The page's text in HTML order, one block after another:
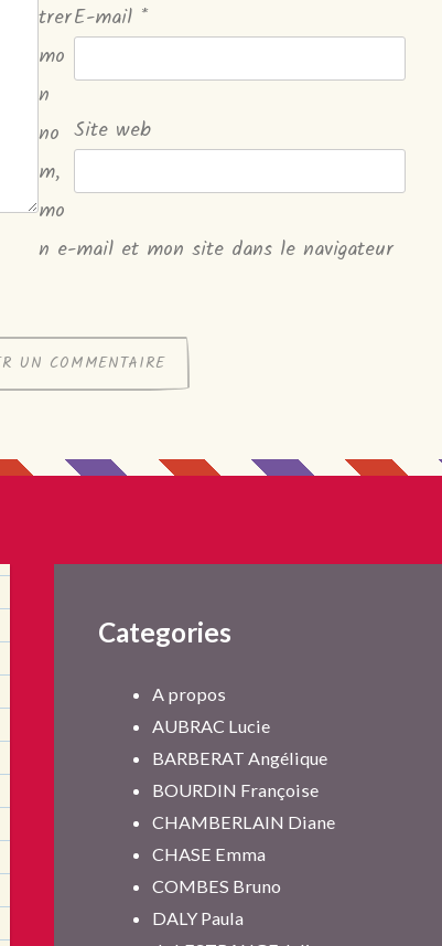
E-mail *
Site web
trer
mo
n
no
m,
mo
n e-mail et mon site dans le navigateur
Categories
A propos
AUBRAC Lucie
BARBERAT Angélique
BOURDIN Françoise
CHAMBERLAIN Diane
CHASE Emma
COMBES Bruno
DALY Paula